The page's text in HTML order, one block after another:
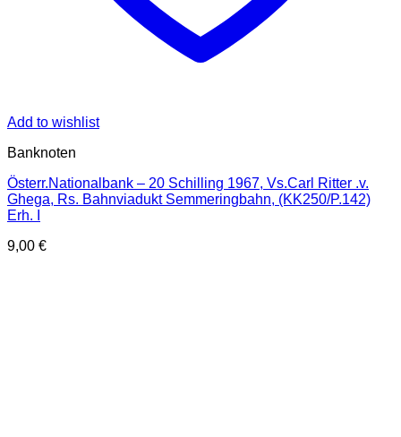
Add to wishlist
Banknoten
Österr.Nationalbank – 20 Schilling 1967, Vs.Carl Ritter .v.
Ghega, Rs. Bahnviadukt Semmeringbahn, (KK250/P.142)
Erh. I
9,00 €